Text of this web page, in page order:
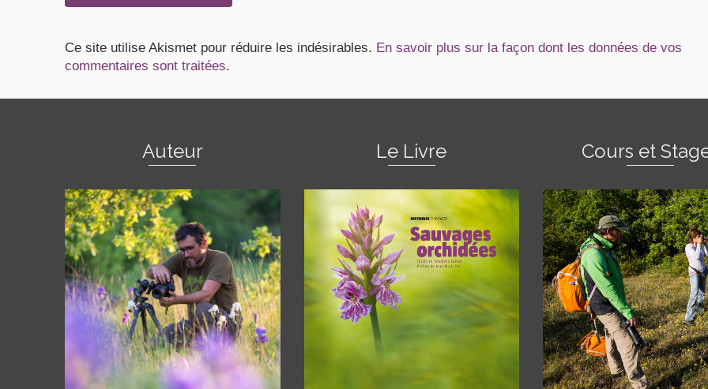
Ce site utilise Akismet pour réduire les indésirables. En savoir plus sur la façon dont les données de vos
commentaires sont traitées.
Auteur Le Livre Cours et